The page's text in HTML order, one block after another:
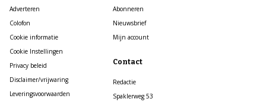
Adverteren
Colofon
Cookie informatie
Cookie Instellingen
Privacy beleid
Disclaimer/vrijwaring
Leveringsvoorwaarden
Abonneren
Nieuwsbrief
Mijn account
Contact
Redactie
Spaklerweg 53